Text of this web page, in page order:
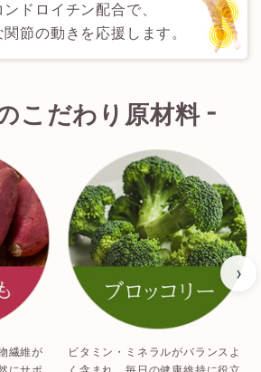
ドロイチン配合で、
節の動きを応援します。
こだわり原材料 -
繊維が
ビタミン・ミネラルがバランスよ
›